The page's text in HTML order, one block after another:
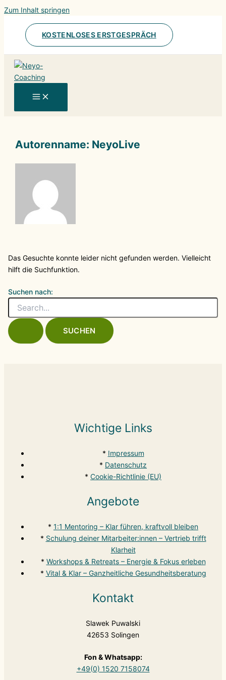
Zum Inhalt springen
KOSTENLOSES ERSTGESPRÄCH
Autorenname: NeyoLive
Das Gesuchte konnte leider nicht gefunden werden. Vielleicht
hilft die Suchfunktion.
Suchen nach:
Wichtige Links
* Impressum
* Datenschutz
* Cookie-Richtlinie (EU)
Angebote
* 1:1 Mentoring – Klar führen, kraftvoll bleiben
* Schulung deiner Mitarbeiter:innen – Vertrieb trifft
Klarheit
* Workshops & Retreats – Energie & Fokus erleben
* Vital & Klar – Ganzheitliche Gesundheitsberatung
Kontakt
Slawek Puwalski
42653 Solingen
Fon & Whatsapp:
+49(0) 1520 7158074